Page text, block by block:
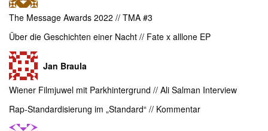
The Message Awards 2022 // TMA #3
Über die Geschichten einer Nacht // Fate x alllone EP
Jan Braula
Wiener Filmjuwel mit Parkhintergrund // Ali Salman Interview
Rap-Standardisierung im „Standard“ // Kommentar